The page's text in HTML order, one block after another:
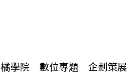
橘學院 數位專題 企劃策展